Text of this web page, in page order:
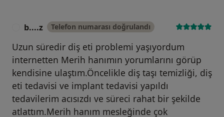
b....z Telefon numarası doğrulandı
Uzun süredir diş eti problemi yaşıyordum
internetten Merih hanımın yorumlarını görüp
kendisine ulaştım.Öncelikle diş taşı temizliği, diş
eti tedavisi ve implant tedavisi yapıldı
tedavilerim acısızdı ve süreci rahat bir şekilde
atlattım.Merih hanım mesleğinde çok